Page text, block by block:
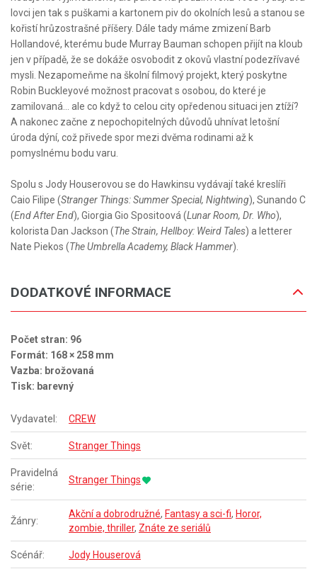
lovci jen tak s puškami a kartonem piv do okolních lesů a stanou se
kořistí hrůzostrašné příšery. Dále tady máme zmizení Barb
Hollandové, kterému bude Murray Bauman schopen přijít na kloub
jen v případě, že se dokáže osvobodit z okovů vlastní podezřívavé
mysli. Nezapomeňme na školní filmový projekt, který poskytne
Robin Buckleyové možnost pracovat s osobou, do které je
zamilovaná… ale co když to celou city opředenou situaci jen ztíží?
A nakonec začne z nepochopitelných důvodů uhnívat letošní
úroda dýní, což přivede spor mezi dvěma rodinami až k
pomyslnému bodu varu.
Spolu s Jody Houserovou se do Hawkinsu vydávají také kreslíři
Caio Filipe (Stranger Things: Summer Special, Nightwing), Sunando C
(End After End), Giorgia Gio Spositoová (Lunar Room, Dr. Who),
kolorista Dan Jackson (The Strain, Hellboy: Weird Tales) a letterer
Nate Piekos (The Umbrella Academy, Black Hammer).
DODATKOVÉ INFORMACE
Počet stran: 96
Formát: 168 × 258 mm
Vazba: brožovaná
Tisk: barevný
Vydavatel: CREW
Svět: Stranger Things
Pravidelná
série:
Stranger Things
Žánry:
Akční a dobrodružné, Fantasy a sci-fi, Horor,
zombie, thriller, Znáte ze seriálů
Scénář: Jody Houserová